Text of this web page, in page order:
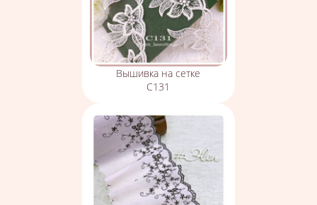
Вышивка на сетке
С131